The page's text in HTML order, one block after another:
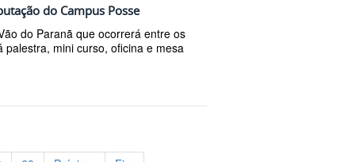
do Campus Posse
do Paranã que ocorrerá entre os
mini curso, oficina e mesa